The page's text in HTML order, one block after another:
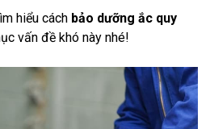
hiểu cách bảo dưỡng ắc quy
vấn đề khó này nhé!